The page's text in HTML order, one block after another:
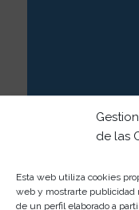
de las
Esta web utiliza cookies
web y mostrarte publicidad
de un perfil elaborado a